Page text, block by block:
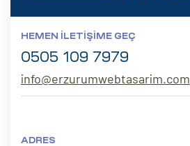
HEMEN İLETIŞIME GEÇ
0505 109 7979
info@erzurumwebtasarim.com
ADRES